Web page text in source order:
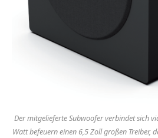
Der mitgelieferte Subwoofer verbindet sich
Watt befeuern einen 6,5 Zoll großen Treiber,